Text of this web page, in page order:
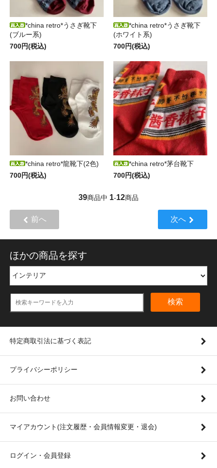
*china retro*うさぎ靴下
(ブルー系)
700円(税込)
*china retro*うさぎ靴下
(ホワイト系)
700円(税込)
*china retro*龍靴下(2色)
700円(税込)
*china retro*茅台靴下
700円(税込)
39商品中 1-12商品
前へ 次へ
ほかの商品を探す
検索
特定商取引法に基づく表記
プライバシーポリシー
お問い合わせ
マイアカウント(注文履歴・会員情報変更・退会)
ログイン・会員登録